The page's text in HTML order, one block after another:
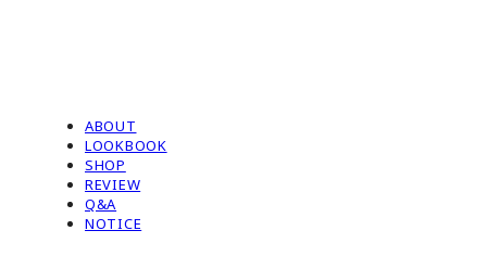
ABOUT
LOOKBOOK
SHOP
REVIEW
Q&A
NOTICE